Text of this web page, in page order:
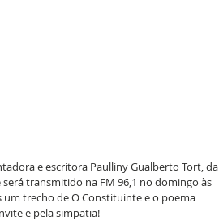
e escritora Paulliny Gualberto Tort, da
transmitido na FM 96,1 no domingo às
um trecho de O Constituinte e o poema
e pela simpatia!